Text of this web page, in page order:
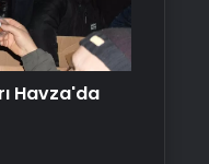
Google
ve Web
Havza'da